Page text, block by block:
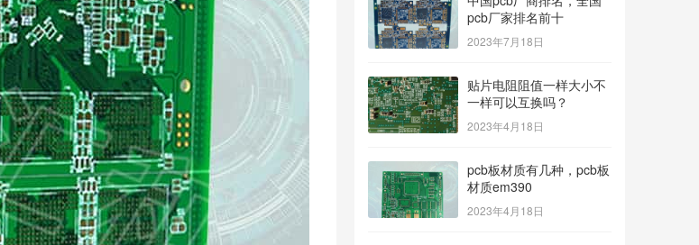
pcb厂家排名前十
2023年7月18日
贴片电阻阻值一样大小不
一样可以互换吗？
2023年4月18日
pcb板材质有几种，pcb板
材质em390
2023年4月18日